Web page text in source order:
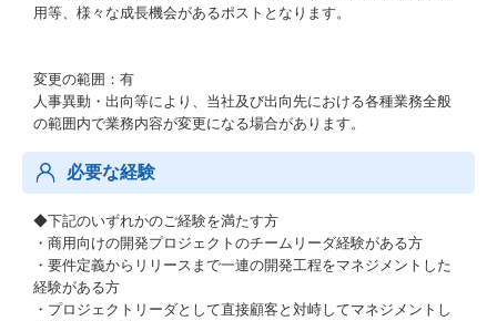
用等、様々な成長機会があるポストとなります。
変更の範囲：有
人事異動・出向等により、当社及び出向先における各種業務全般
の範囲内で業務内容が変更になる場合があります。
必要な経験
◆下記のいずれかのご経験を満たす方
・商用向けの開発プロジェクトのチームリーダ経験がある方
・要件定義からリリースまで一連の開発工程をマネジメントした
経験がある方
・プロジェクトリーダとして直接顧客と対峙してマネジメントし